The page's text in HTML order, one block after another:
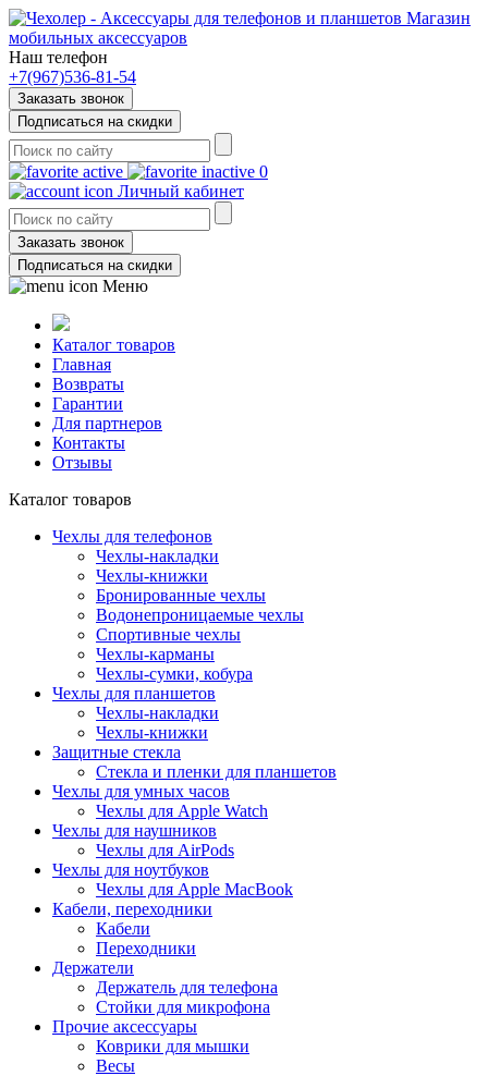
Магазин
мобильных аксессуаров
Наш телефон
+7(967)536-81-54
Заказать звонок
Подписаться на скидки
0
Личный кабинет
Заказать звонок
Подписаться на скидки
Меню
Каталог товаров
Главная
Возвраты
Гарантии
Для партнеров
Контакты
Отзывы
Каталог товаров
Чехлы для телефонов
Чехлы-накладки
Чехлы-книжки
Бронированные чехлы
Водонепроницаемые чехлы
Спортивные чехлы
Чехлы-карманы
Чехлы-сумки, кобура
Чехлы для планшетов
Чехлы-накладки
Чехлы-книжки
Защитные стекла
Стекла и пленки для планшетов
Чехлы для умных часов
Чехлы для Apple Watch
Чехлы для наушников
Чехлы для AirPods
Чехлы для ноутбуков
Чехлы для Apple MacBook
Кабели, переходники
Кабели
Переходники
Держатели
Держатель для телефона
Стойки для микрофона
Прочие аксессуары
Коврики для мышки
Весы